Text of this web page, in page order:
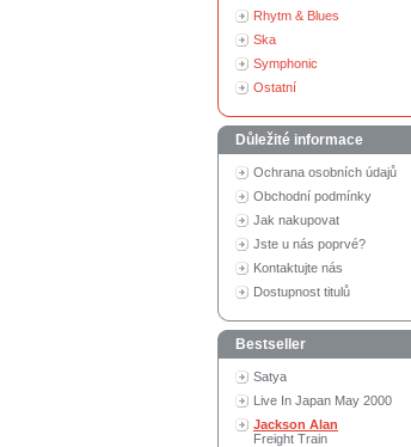
Rhytm & Blues
Ska
Symphonic
Ostatní
Důležité informace
Ochrana osobních údajů
Obchodní podmínky
Jak nakupovat
Jste u nás poprvé?
Kontaktujte nás
Dostupnost titulů
Bestseller
Satya
Live In Japan May 2000
Jackson Alan
Freight Train